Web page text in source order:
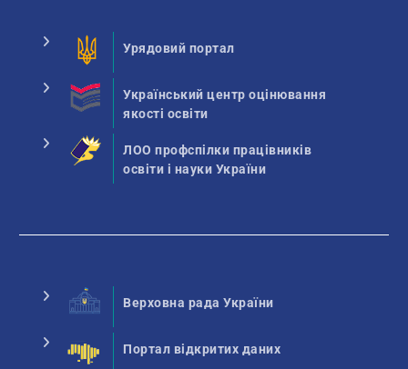
Урядовий портал
Український центр оцінювання
якості освіти
ЛОО профспілки працівників
освіти і науки України
Верховна рада України
Портал відкритих даних